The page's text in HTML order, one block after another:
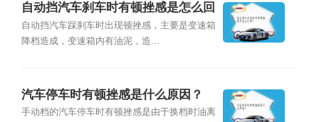
自动挡汽车刹车时有顿挫感是怎么回
事？
自动挡汽车踩刹车时出现顿挫感，主要是变速箱
降档造成，变速箱内有油泥，造...
汽车停车时有顿挫感是什么原因？
手动档的汽车停车时有顿挫感是由于换档时油离